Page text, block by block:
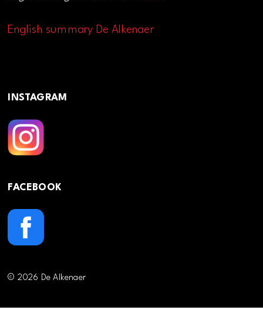
English summary De Alkenaer
INSTAGRAM
FACEBOOK
© 2026 De Alkenaer